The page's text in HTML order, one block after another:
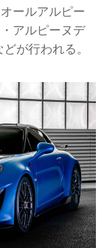
ールアルピー
アルピーヌデ
が行われる。